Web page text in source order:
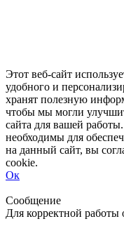
Этот веб-сайт
удобного и
хранят полезную
чтобы мы могли
сайта для вашей
необходимы для
на данный сайт, вы
cookie.
Ок
Сообщение
Для корректной работы